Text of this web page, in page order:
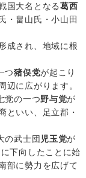
国大名となる葛西
・畠山氏・小山田
成され、地域に根
つ猪俣党が起こり
辺に広がります。
党の一つ野与党が
といい、足立郡・
の武士団 児玉党が
下向したことに始
部に勢力を広げて